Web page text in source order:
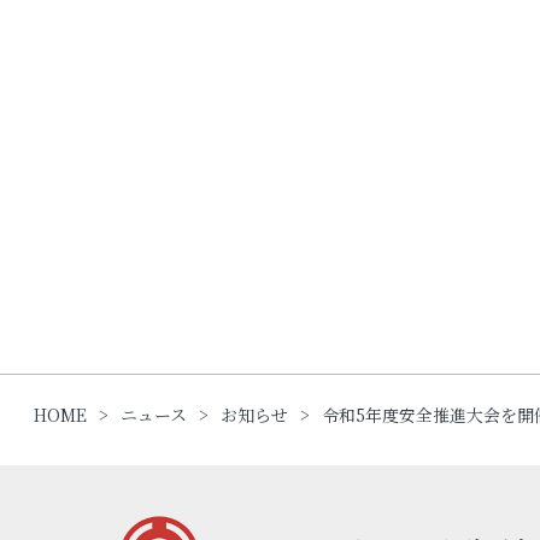
HOME ニュース お知らせ 令和5年度安全推進大会を開